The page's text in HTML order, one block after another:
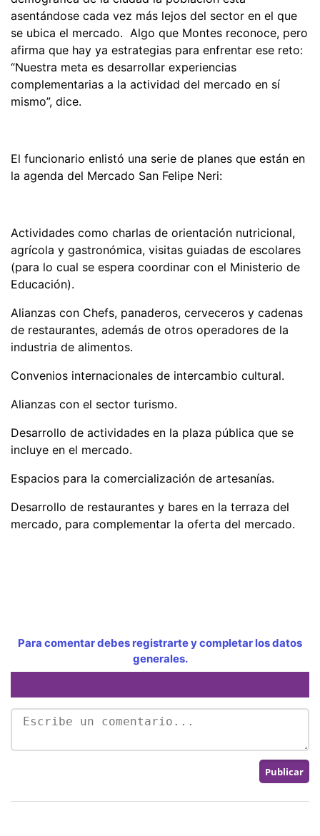
asentándose cada vez más lejos del sector en el que
se ubica el mercado. Algo que Montes reconoce, pero
afirma que hay ya estrategias para enfrentar ese reto:
“Nuestra meta es desarrollar experiencias
complementarias a la actividad del mercado en sí
mismo”, dice.
El funcionario enlistó una serie de planes que están en
la agenda del Mercado San Felipe Neri:
Actividades como charlas de orientación nutricional,
agrícola y gastronómica, visitas guiadas de escolares
(para lo cual se espera coordinar con el Ministerio de
Educación).
Alianzas con Chefs, panaderos, cerveceros y cadenas
de restaurantes, además de otros operadores de la
industria de alimentos.
Convenios internacionales de intercambio cultural.
Alianzas con el sector turismo.
Desarrollo de actividades en la plaza pública que se
incluye en el mercado.
Espacios para la comercialización de artesanías.
Desarrollo de restaurantes y bares en la terraza del
mercado, para complementar la oferta del mercado.
Para comentar debes registrarte y completar los datos
generales.